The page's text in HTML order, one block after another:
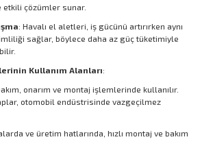
çözümler sunar.
: Havalı el aletleri, iş gücünü artırırken aynı
sağlar, böylece daha az güç tüketimiyle
Kullanım Alanları:
onarım ve montaj işlemlerinde kullanılır.
otomobil endüstrisinde vazgeçilmez
ve üretim hatlarında, hızlı montaj ve bakım